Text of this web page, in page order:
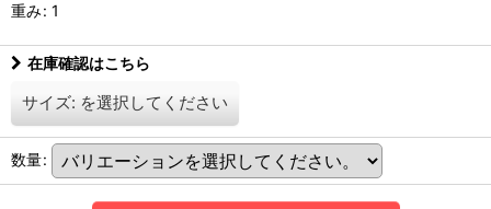
重み: 1
在庫確認はこちら
サイズ: を選択してください
数量: